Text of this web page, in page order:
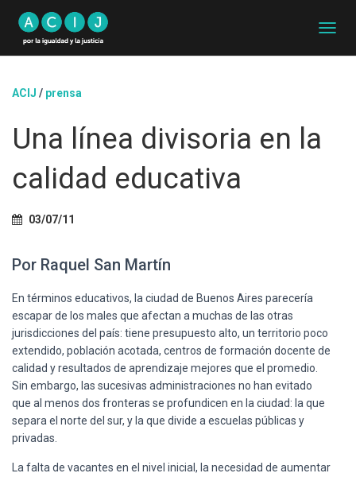
A
Ó
ACIJ / prensa
Una línea divisoria en la
calidad educativa
03/07/11
Por Raquel San Martín
En términos educativos, la ciudad de Buenos Aires parecería
escapar de los males que afectan a muchas de las otras
jurisdicciones del país: tiene presupuesto alto, un territorio poco
extendido, población acotada, centros de formación docente de
calidad y resultados de aprendizaje mejores que el promedio.
Sin embargo, las sucesivas administraciones no han evitado
que al menos dos fronteras se profundicen en la ciudad: la que
separa el norte del sur, y la que divide a escuelas públicas y
privadas.
La falta de vacantes en el nivel inicial, la necesidad de aumentar